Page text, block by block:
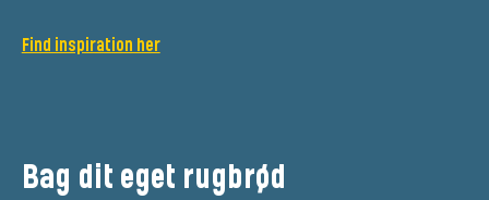
Find inspiration her
Bag dit eget rugbrød